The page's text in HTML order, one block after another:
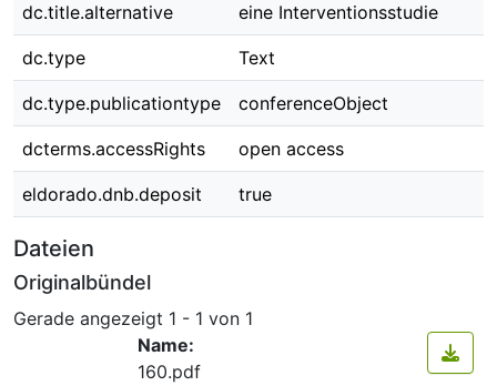
dc.title.alternative eine Interventionsstudie
dc.type Text
dc.type.publicationtype conferenceObject
dcterms.accessRights open access
eldorado.dnb.deposit true
Dateien
Originalbündel
Gerade angezeigt 1 - 1 von 1
Name:
160.pdf